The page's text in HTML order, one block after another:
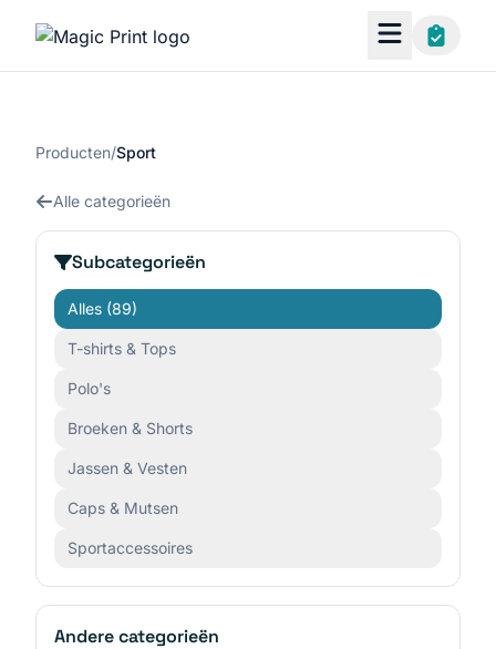
Producten/Sport
Alle categorieën
Subcategorieën
Alles (89)
T-shirts & Tops
Polo's
Broeken & Shorts
Jassen & Vesten
Caps & Mutsen
Sportaccessoires
Andere categorieën